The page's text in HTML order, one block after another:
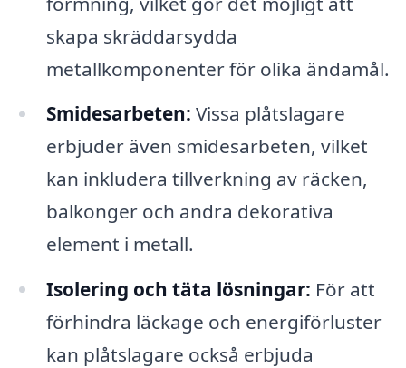
skapa skräddarsydda
metallkomponenter för olika ändamål.
Smidesarbeten: Vissa plåtslagare
erbjuder även smidesarbeten, vilket
kan inkludera tillverkning av räcken,
balkonger och andra dekorativa
element i metall.
Isolering och täta lösningar: För att
förhindra läckage och energiförluster
kan plåtslagare också erbjuda